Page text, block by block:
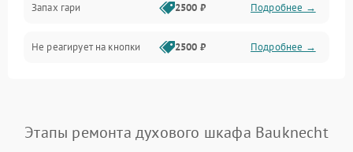
Запах гари 2500 ₽ Подробнее →
Не реагирует на кнопки 2500 ₽ Подробнее →
Этапы ремонта духового шкафа Bauknecht